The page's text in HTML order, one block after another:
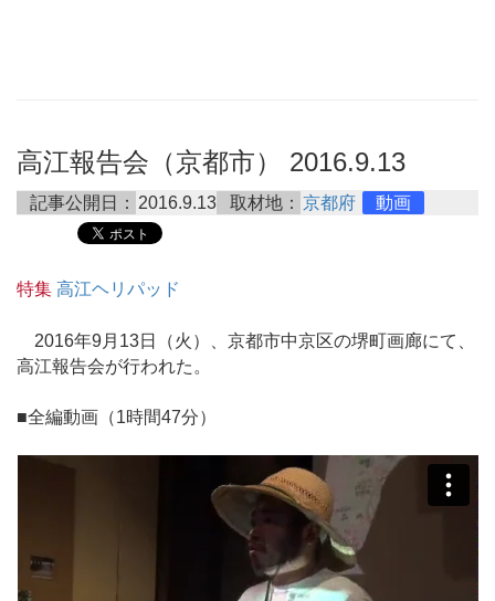
高江報告会（京都市） 2016.9.13
記事公開日： 2016.9.13 取材地： 京都府 動画
特集 高江ヘリパッド
2016年9月13日（火）、京都市中京区の堺町画廊にて、
高江報告会が行われた。
■全編動画（1時間47分）